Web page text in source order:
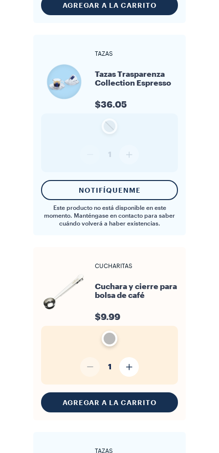
AGREGAR A LA CARRITO
TAZAS
Tazas Trasparenza
Collection Espresso
$36.05
1
NOTIFÍQUENME
Este producto no está disponible en este
momento. Manténgase en contacto para saber
cuándo volverá a haber existencias.
CUCHARITAS
Cuchara y cierre para
bolsa de café
$9.99
1
AGREGAR A LA CARRITO
TAZAS